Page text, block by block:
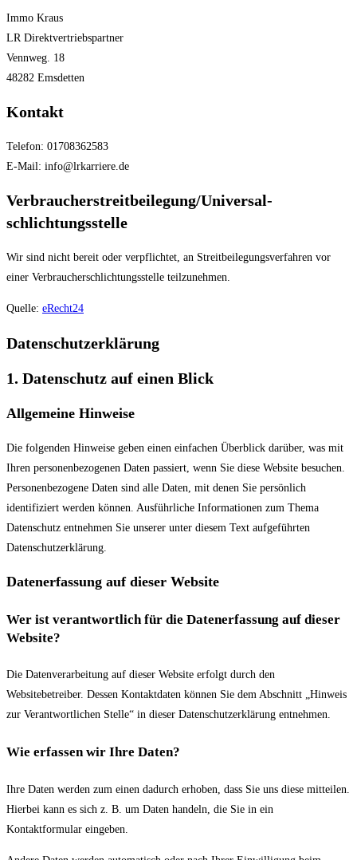
Immo Kraus
LR Direktvertriebspartner
Vennweg. 18
48282 Emsdetten
Kontakt
Telefon: 01708362583
E-Mail: info@lrkarriere.de
Verbraucher­streit­beilegung/Universal­
schlichtungs­stelle
Wir sind nicht bereit oder verpflichtet, an Streitbeilegungsverfahren vor
einer Verbraucherschlichtungsstelle teilzunehmen.
Quelle: eRecht24
Datenschutz­erklärung
1. Datenschutz auf einen Blick
Allgemeine Hinweise
Die folgenden Hinweise geben einen einfachen Überblick darüber, was mit
Ihren personenbezogenen Daten passiert, wenn Sie diese Website besuchen.
Personenbezogene Daten sind alle Daten, mit denen Sie persönlich
identifiziert werden können. Ausführliche Informationen zum Thema
Datenschutz entnehmen Sie unserer unter diesem Text aufgeführten
Datenschutzerklärung.
Datenerfassung auf dieser Website
Wer ist verantwortlich für die Datenerfassung auf dieser
Website?
Die Datenverarbeitung auf dieser Website erfolgt durch den
Websitebetreiber. Dessen Kontaktdaten können Sie dem Abschnitt „Hinweis
zur Verantwortlichen Stelle“ in dieser Datenschutzerklärung entnehmen.
Wie erfassen wir Ihre Daten?
Ihre Daten werden zum einen dadurch erhoben, dass Sie uns diese mitteilen.
Hierbei kann es sich z. B. um Daten handeln, die Sie in ein
Kontaktformular eingeben.